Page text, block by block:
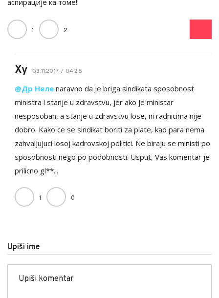
аспирације ка томе!
1 2
Xy 03.11.2017. / 04:25
@Др Неле naravno da je briga sindikata sposobnost
ministra i stanje u zdravstvu, jer ako je ministar
nesposoban, a stanje u zdravstvu lose, ni radnicima nije
dobro. Kako ce se sindikat boriti za plate, kad para nema
zahvaljujuci losoj kadrovskoj politici. Ne biraju se ministi po
sposobnosti nego po podobnosti. Usput, Vas komentar je
prilicno gl**...
1 0
Upiši ime